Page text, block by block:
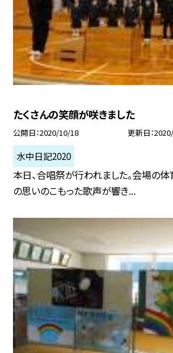
たくさんの笑顔が咲きました
公開日 2020/10/18 更新日
水中日記2020
本日、合唱祭が行われました。会場の
の思いのこもった歌声が響き...